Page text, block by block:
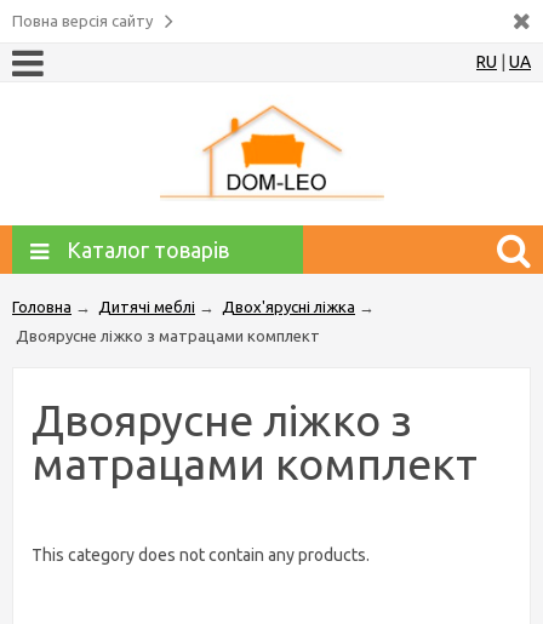
Повна версія сайту
RU UA
Каталог товарів
Головна → Дитячі меблі → Двох'ярусні ліжка →
Двоярусне ліжко з матрацами комплект
Двоярусне ліжко з
матрацами комплект
This category does not contain any products.